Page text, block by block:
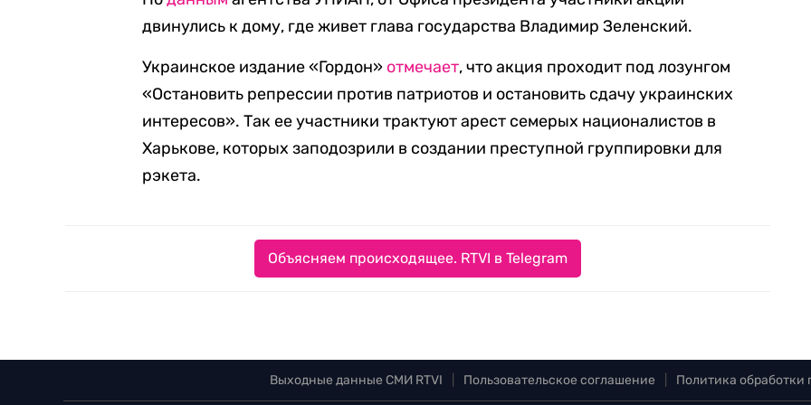
двинулись к дому, где живет глава государства Владимир Зеленский.
Украинское издание «Гордон» отмечает, что акция проходит под лозунгом
«Остановить репрессии против патриотов и остановить сдачу украинских
интересов». Так ее участники трактуют арест семерых националистов в
Харькове, которых заподозрили в создании преступной группировки для
рэкета.
Объясняем происходящее. RTVI в Telegram
Выходные данные СМИ RTVI Пользовательское соглашение Политика